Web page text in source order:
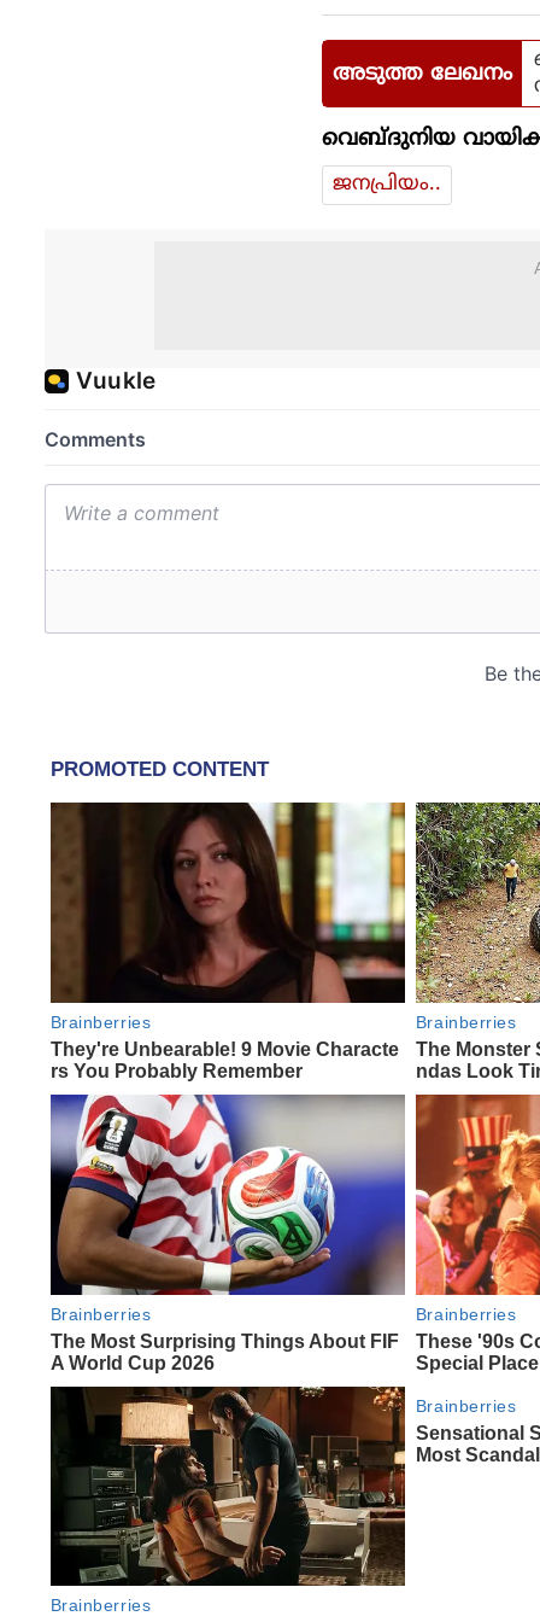
അടുത്ത ലേഖനം
വെബ്ദുനിയ
ജനപ്രിയം..